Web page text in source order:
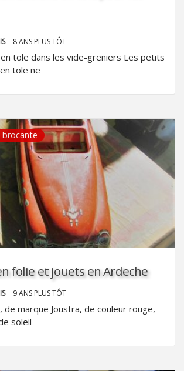
8 ANS PLUS TÔT
tole dans les vide-greniers Les petits
tole ne
brocante
folie et jouets en Ardeche
9 ANS PLUS TÔT
de marque Joustra, de couleur rouge,
soleil